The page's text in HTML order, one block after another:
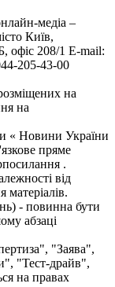
медіа –
Київ,
208/1 E-mail:
205-43-00
на
на
« Новини України
пряме
.
від
матеріалів.
- повинна бути
абзаці
"Заява",
"Тест-драйв",
на правах